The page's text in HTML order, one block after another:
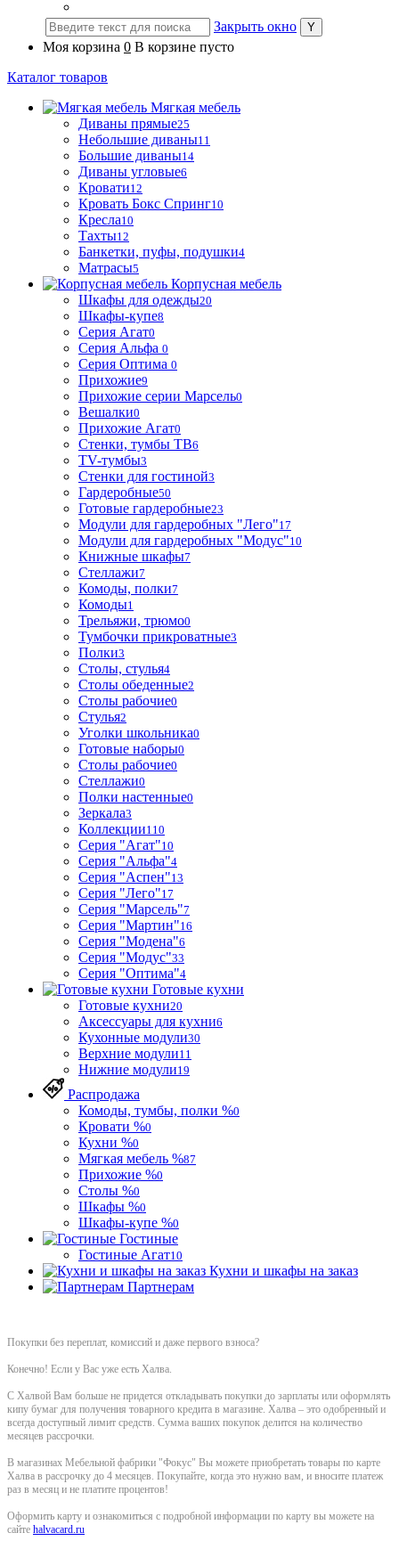
Закрыть окно
Моя корзина 0 В корзине пусто
Каталог товаров
Мягкая мебель
Диваны прямые25
Небольшие диваны11
Большие диваны14
Диваны угловые6
Кровати12
Кровать Бокс Спринг10
Кресла10
Тахты12
Банкетки, пуфы, подушки4
Матрасы5
Корпусная мебель
Шкафы для одежды20
Шкафы-купе8
Серия Агат0
Серия Альфа 0
Серия Оптима 0
Прихожие9
Прихожие серии Марсель0
Вешалки0
Прихожие Агат0
Стенки, тумбы ТВ6
TV-тумбы3
Стенки для гостиной3
Гардеробные50
Готовые гардеробные23
Модули для гардеробных "Лего"17
Модули для гардеробных "Модус"10
Книжные шкафы7
Стеллажи7
Комоды, полки7
Комоды1
Трельяжи, трюмо0
Тумбочки прикроватные3
Полки3
Столы, стулья4
Столы обеденные2
Столы рабочие0
Стулья2
Уголки школьника0
Готовые наборы0
Столы рабочие0
Стеллажи0
Полки настенные0
Зеркала3
Коллекции110
Серия "Агат"10
Серия "Альфа"4
Серия "Аспен"13
Серия "Лего"17
Серия "Марсель"7
Серия "Мартин"16
Серия "Модена"6
Серия "Модус"33
Серия "Оптима"4
Готовые кухни
Готовые кухни20
Аксессуары для кухни6
Кухонные модули30
Верхние модули11
Нижние модули19
Распродажа
Комоды, тумбы, полки %0
Кровати %0
Кухни %0
Мягкая мебель %87
Прихожие %0
Столы %0
Шкафы %0
Шкафы-купе %0
Гостиные
Гостиные Агат10
Кухни и шкафы на заказ
Партнерам
Покупки без переплат, комиссий и даже первого взноса?
Конечно! Если у Вас уже есть Халва.
С Халвой Вам больше не придется откладывать покупки до зарплаты или оформлять
кипу бумаг для получения товарного кредита в магазине. Халва – это одобренный и
всегда доступный лимит средств. Сумма ваших покупок делится на количество
месяцев рассрочки.
В магазинах Мебельной фабрики "Фокус" Вы можете приобретать товары по карте
Халва в рассрочку до 4 месяцев. Покупайте, когда это нужно вам, и вносите платеж
раз в месяц и не платите процентов!
Оформить карту и ознакомиться с подробной информации по карту вы можете на
сайте halvacard.ru